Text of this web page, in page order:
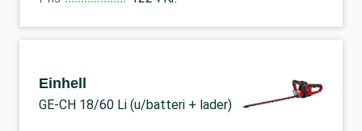
Einhell
GE-CH 18/60 Li (u/batteri + lader)